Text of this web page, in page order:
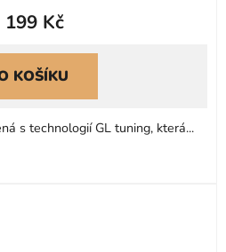
199 Kč
KOŠÍKU
s technologií GL tuning, která...